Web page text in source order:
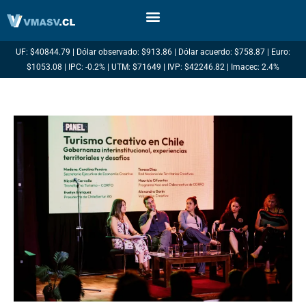
UF: $40844.79 | Dólar observado: $913.86 | Dólar acuerdo: $758.87 | Euro:
$1053.08 | IPC: -0.2% | UTM: $71649 | IVP: $42246.82 | Imacec: 2.4%